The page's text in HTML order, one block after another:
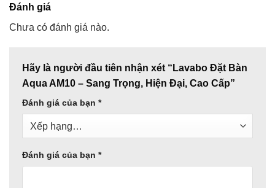
Đánh giá
Chưa có đánh giá nào.
Hãy là người đầu tiên nhận xét “Lavabo Đặt Bàn
Aqua AM10 – Sang Trọng, Hiện Đại, Cao Cấp”
Đánh giá của bạn *
Đánh giá của bạn *